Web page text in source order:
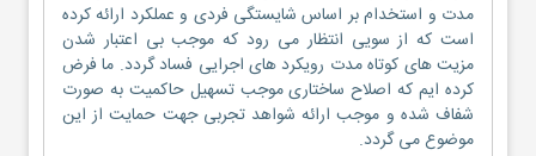
مدت و استخدام بر اساس شایستگی فردی و عملکرد ارائه کرده
است که از سویی انتظار می رود که موجب بی اعتبار شدن
مزیت های کوتاه مدت رویکرد های اجرایی فساد گردد. ما فرض
کرده ایم که اصلاح ساختاری موجب تسهیل حاکمیت به صورت
شفاف شده و موجب ارائه شواهد تجربی جهت حمایت از این
موضوع می گردد.